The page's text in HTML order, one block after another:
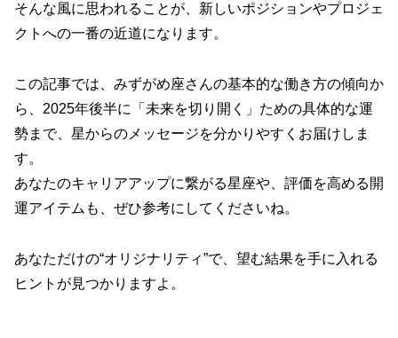
そんな風に思われることが、新しいポジションやプロジェ
クトへの一番の近道になります。
この記事では、みずがめ座さんの基本的な働き方の傾向か
ら、2025年後半に「未来を切り開く」ための具体的な運
勢まで、星からのメッセージを分かりやすくお届けしま
す。
あなたのキャリアアップに繋がる星座や、評価を高める開
運アイテムも、ぜひ参考にしてくださいね。
あなただけの“オリジナリティ”で、望む結果を手に入れる
ヒントが見つかりますよ。